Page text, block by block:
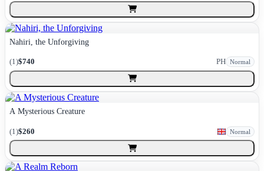
Nahiri, the Unforgiving
(1)$740 PH Normal
A Mysterious Creature
(1)$260 Normal